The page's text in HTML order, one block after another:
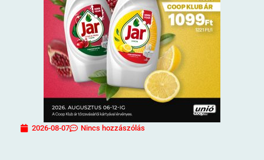
2026-08-07 Nincs hozzászólás